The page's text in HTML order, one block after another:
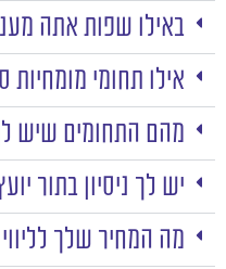
באילו שפות אתה
אילו תחומי
מהם התחומים שיש
יש לך ניסיון בתור
מה המחיר שלך